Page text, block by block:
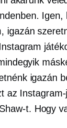
Igen,
igazán
igazán
az
t. Hogy